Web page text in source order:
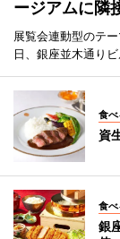
ージアムに隣
展覧会連動型のテ
日、銀座並木通り
食べ
資
食べ
銀